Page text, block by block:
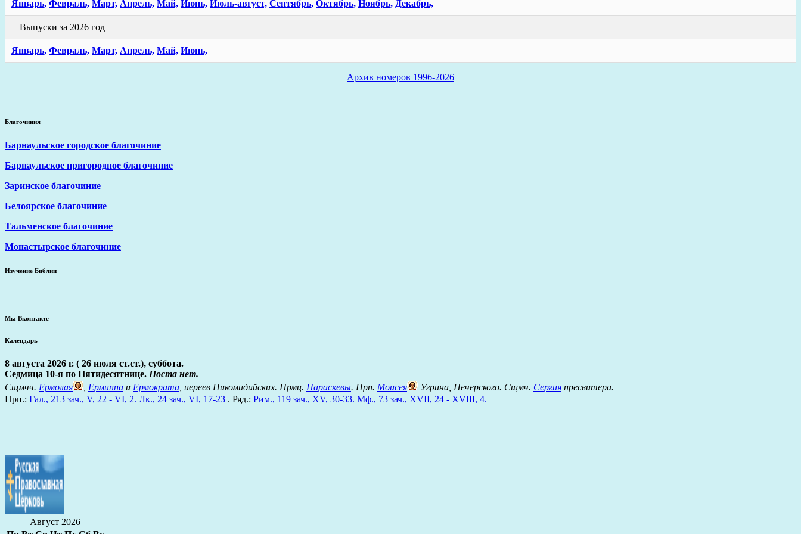
Январь, Февраль, Март, Апрель, Май, Июнь, Июль-август, Сентябрь, Октябрь, Ноябрь, Декабрь,
Выпуски за 2026 год
Январь, Февраль, Март, Апрель, Май, Июнь,
Архив номеров 1996-2026
Благочиния
Барнаульское городское благочиние
Барнаульское пригородное благочиние
Заринское благочиние
Белоярское благочиние
Тальменское благочиние
Монастырское благочиние
Изучение Библии
Мы Вконтакте
Календарь
8 августа 2026 г. ( 26 июля ст.ст.), суббота.
Седмица 10-я по Пятидесятнице. Поста нет.
Сщмчч. Ермолая , Ермиппа и Ермократа, иереев Никомидийских. Прмц. Параскевы. Прп. Моисея Угрина, Печерского. Сщмч. Сергия пресвитера.
Прп.: Гал., 213 зач., V, 22 - VI, 2. Лк., 24 зач., VI, 17-23 . Ряд.: Рим., 119 зач., XV, 30-33. Мф., 73 зач., XVII, 24 - XVIII, 4.
Август 2026